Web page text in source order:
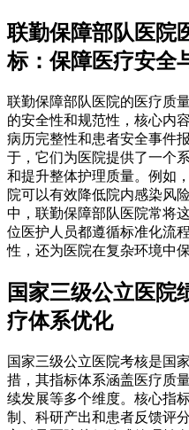
联勤保障部队医院
标：保障医疗安全
联勤保障部队医院的医疗质
的安全性和规范性，核心内
病历完整性和患者安全事件
于，它们为医院提供了一个
和提升整体护理质量。例如
院可以有效降低院内感染风
中，联勤保障部队医院常将
位医护人员都遵循标准化流
性，还为医院在复杂环境中
国家三级公立医院
疗体系优化
国家三级公立医院考核是国
措，其指标体系涵盖医疗质
续发展等多个维度。核心指
制、科研产出和患者反馈评